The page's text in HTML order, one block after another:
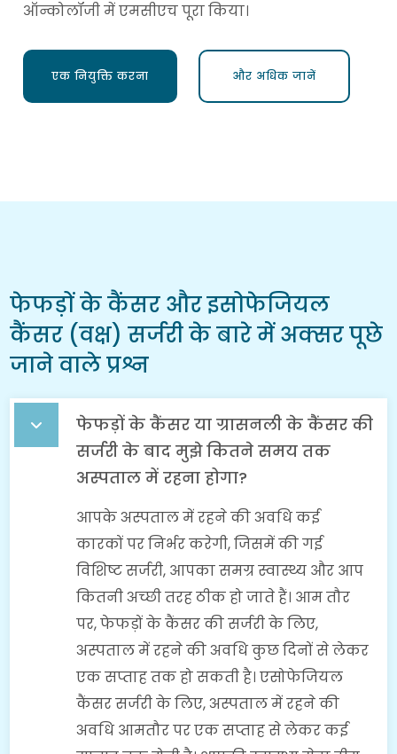
ऑन्कोलॉजी में एमसीएच पूरा किया।
एक नियुक्ति करना
और अधिक जानें
फेफड़ों के कैंसर और इसोफेजियल
कैंसर (वक्ष) सर्जरी के बारे में अक्सर पूछे
जाने वाले प्रश्न
फेफड़ों के कैंसर या ग्रासनली के कैंसर की
सर्जरी के बाद मुझे कितने समय तक
अस्पताल में रहना होगा?
आपके अस्पताल में रहने की अवधि कई
कारकों पर निर्भर करेगी, जिसमें की गई
विशिष्ट सर्जरी, आपका समग्र स्वास्थ्य और आप
कितनी अच्छी तरह ठीक हो जाते हैं। आम तौर
पर, फेफड़ों के कैंसर की सर्जरी के लिए,
अस्पताल में रहने की अवधि कुछ दिनों से लेकर
एक सप्ताह तक हो सकती है। एसोफेजियल
कैंसर सर्जरी के लिए, अस्पताल में रहने की
अवधि आमतौर पर एक सप्ताह से लेकर कई